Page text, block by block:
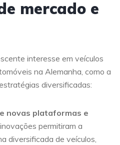
mercado e
interesse em veículos
na Alemanha, como a
diversificadas:
novas plataformas e
permitiram a
diversificada de veículos,